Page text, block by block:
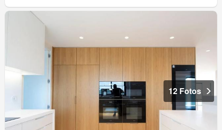
12 Fotos